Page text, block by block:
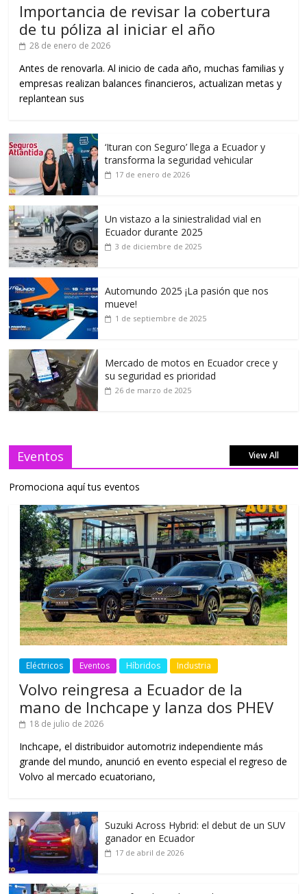
Importancia de revisar la cobertura
de tu póliza al iniciar el año
28 de enero de 2026
Antes de renovarla. Al inicio de cada año, muchas familias y
empresas realizan balances financieros, actualizan metas y
replantean sus
‘Ituran con Seguro’ llega a Ecuador y
transforma la seguridad vehicular
17 de enero de 2026
Un vistazo a la siniestralidad vial en
Ecuador durante 2025
3 de diciembre de 2025
Automundo 2025 ¡La pasión que nos
mueve!
1 de septiembre de 2025
Mercado de motos en Ecuador crece y
su seguridad es prioridad
26 de marzo de 2025
Eventos View All
Promociona aquí tus eventos
Eléctricos Eventos Híbridos Industria
Volvo reingresa a Ecuador de la
mano de Inchcape y lanza dos PHEV
18 de julio de 2026
Inchcape, el distribuidor automotriz independiente más
grande del mundo, anunció en evento especial el regreso de
Volvo al mercado ecuatoriano,
Suzuki Across Hybrid: el debut de un SUV
ganador en Ecuador
17 de abril de 2026